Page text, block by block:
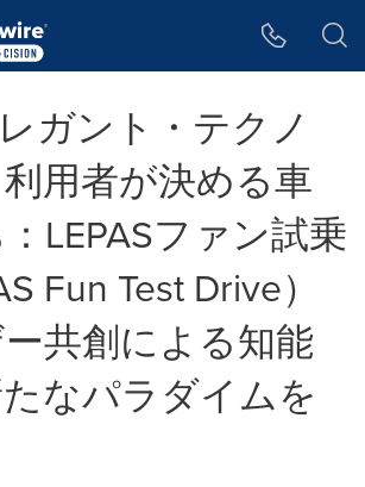
ガント・テクノ
用者が決める車
LEPASファン試乗
Fun Test Drive）
共創による知能
なパラダイムを